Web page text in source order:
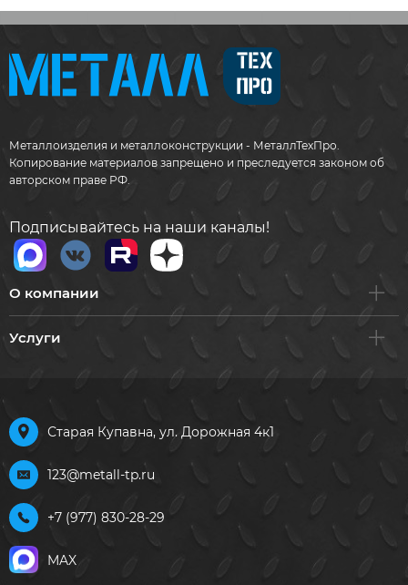
Металлоизделия и металлоконструкции - МеталлТехПро.
Копирование материалов запрещено и преследуется законом об
авторском праве РФ.
Подписывайтесь на наши каналы!
О компании
Услуги
Старая Купавна, ул. Дорожная 4к1
123@metall-tp.ru
+7 (977) 830-28-29
MAX